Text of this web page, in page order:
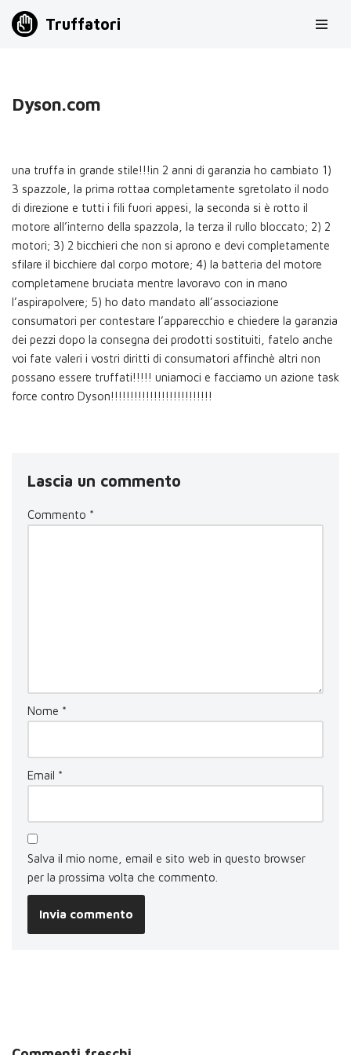
Truffatori
Dyson.com
una truffa in grande stile!!!in 2 anni di garanzia ho cambiato 1)
3 spazzole, la prima rottaa completamente sgretolato il nodo
di direzione e tutti i fili fuori appesi, la seconda si è rotto il
motore all’interno della spazzola, la terza il rullo bloccato; 2) 2
motori; 3) 2 bicchieri che non si aprono e devi completamente
sfilare il bicchiere dal corpo motore; 4) la batteria del motore
completamene bruciata mentre lavoravo con in mano
l’aspirapolvere; 5) ho dato mandato all’associazione
consumatori per contestare l’apparecchio e chiedere la garanzia
dei pezzi dopo la consegna dei prodotti sostituiti, fatelo anche
voi fate valeri i vostri diritti di consumatori affinchè altri non
possano essere truffati!!!!! uniamoci e facciamo un azione task
force contro Dyson!!!!!!!!!!!!!!!!!!!!!!!!!!
Lascia un commento
Commento *
Nome *
Email *
Salva il mio nome, email e sito web in questo browser
per la prossima volta che commento.